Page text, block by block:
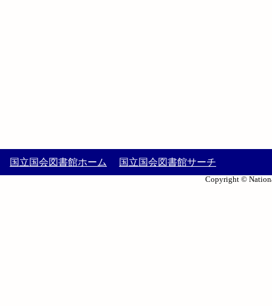
国立国会図書館ホーム 国立国会図書館サーチ
Copyright ©